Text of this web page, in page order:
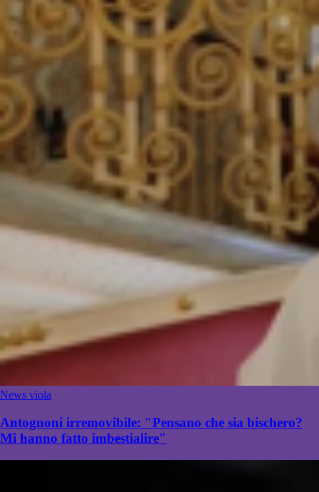
News viola
Antognoni irremovibile: "Pensano che sia bischero?
Mi hanno fatto imbestialire"